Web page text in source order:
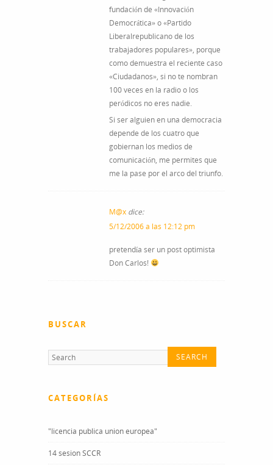
fundación de «Innovación
Democrática» o «Partido
Liberalrepublicano de los
trabajadores populares», porque
como demuestra el reciente caso
«Ciudadanos», si no te nombran
100 veces en la radio o los
peródicos no eres nadie.
Si ser alguien en una democracia
depende de los cuatro que
gobiernan los medios de
comunicación, me permites que
me la pase por el arco del triunfo.
M@x dice:
5/12/2006 a las 12:12 pm
pretendía ser un post optimista
Don Carlos!
BUSCAR
CATEGORÍAS
"licencia publica union europea"
14 sesion SCCR